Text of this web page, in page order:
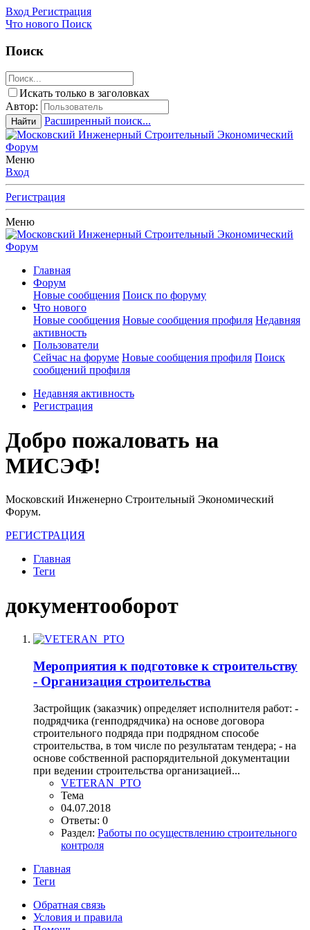
Вход Регистрация
Что нового Поиск
Поиск
Искать только в заголовках
Автор:
Найти Расширенный поиск...
Меню
Вход
Регистрация
Меню
Главная
Форум
Новые сообщения Поиск по форуму
Что нового
Новые сообщения Новые сообщения профиля Недавняя
активность
Пользователи
Сейчас на форуме Новые сообщения профиля Поиск
сообщений профиля
Недавняя активность
Регистрация
Добро пожаловать на
МИСЭФ!
Московский Инженерно Строительный Экономический
Форум.
РЕГИСТРАЦИЯ
Главная
Теги
документооборот
Мероприятия к подготовке к строительству
- Организация строительства
Застройщик (заказчик) определяет исполнителя работ: -
подрядчика (генподрядчика) на основе договора
строительного подряда при подрядном способе
строительства, в том числе по результатам тендера; - на
основе собственной распорядительной документации
при ведении строительства организацией...
VETERAN_PTO
Тема
04.07.2018
Ответы: 0
Раздел: Работы по осуществлению строительного
контроля
Главная
Теги
Обратная связь
Условия и правила